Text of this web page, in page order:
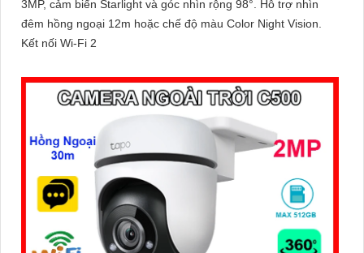
3MP, cảm biến Starlight và góc nhìn rộng 98°. Hỗ trợ nhìn
đêm hồng ngoại 12m hoặc chế độ màu Color Night Vision.
Kết nối Wi-Fi 2